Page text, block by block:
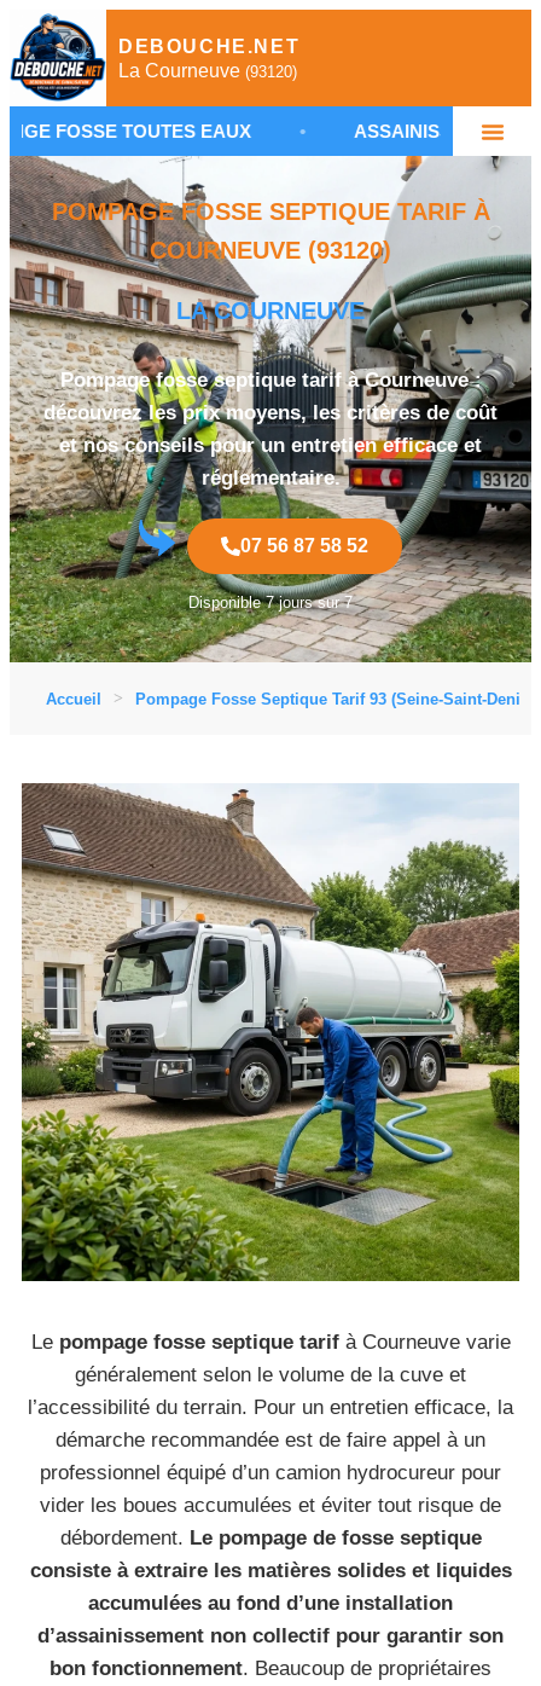
DEBOUCHE.NET
La Courneuve (93120)
TOUTES EAUX • ASSAINISSEMENT NON
POMPAGE FOSSE SEPTIQUE TARIF À
COURNEUVE (93120)
LA COURNEUVE
Pompage fosse septique tarif à Courneuve :
découvrez les prix moyens, les critères de coût
et nos conseils pour un entretien efficace et
réglementaire.
07 56 87 58 52
Disponible 7 jours sur 7
Accueil Pompage Fosse Septique Tarif 93 (Seine-Saint-Denis)
Le pompage fosse septique tarifà Courneuve varie
généralement selon le volume de la cuve et
l’accessibilité du terrain. Pour un entretien efficace, la
démarche recommandée est de faire appel à un
professionnel équipé d’un camion hydrocureur pour
vider les boues accumulées et éviter tout risque de
débordement. Le pompage de fosse septique
consiste à extraire les matières solides et liquides
accumulées au fond d’une installation
d’assainissement non collectif pour garantir son
bon fonctionnement. Beaucoup de propriétaires